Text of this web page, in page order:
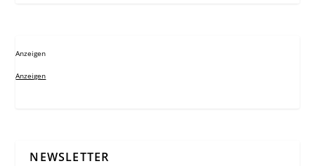
Anzeigen
Anzeigen
NEWSLETTER